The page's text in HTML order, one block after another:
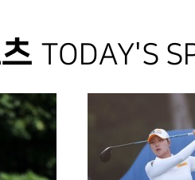
TODAY'S